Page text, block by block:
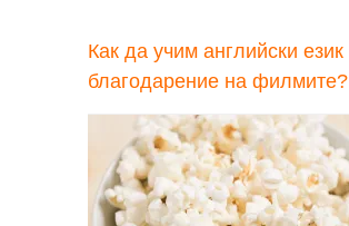
Как да учим английски език
благодарение на филмите?